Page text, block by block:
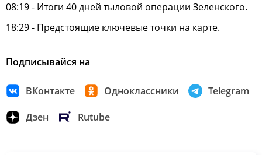
08:19 - Итоги 40 дней тыловой операции Зеленского.
18:29 - Предстоящие ключевые точки на карте.
Подписывайся на
ВКонтакте Одноклассники Telegram
Дзен Rutube